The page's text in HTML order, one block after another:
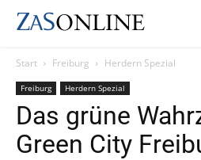
Start Freiburg Herdern Spezial
Freiburg Herdern Spezial
Das grüne
Green City